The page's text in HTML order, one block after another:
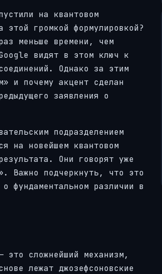
на квантовом
громкой формулировкой?
меньше времени, чем
видят в этом ключ к
Однако за этим
и почему акцент сделан
заявления о
подразделением
на новейшем квантовом
Они говорят уже
Важно подчеркнуть, что это
фундаментальном различии в
сложнейший механизм,
лежат джозефсоновские